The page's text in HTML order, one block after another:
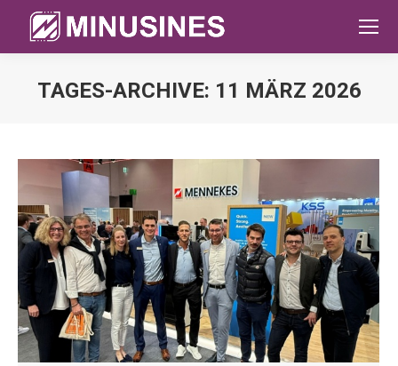
TAGES-ARCHIVE: 11 MÄRZ 2026